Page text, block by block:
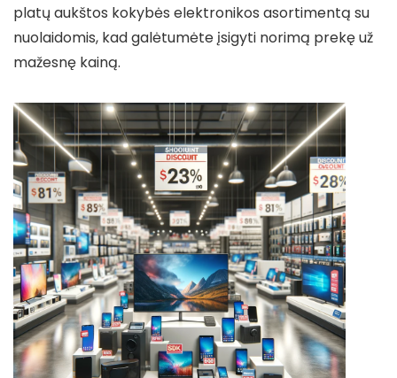
platų aukštos kokybės elektronikos asortimentą su
nuolaidomis, kad galėtumėte įsigyti norimą prekę už
mažesnę kainą.